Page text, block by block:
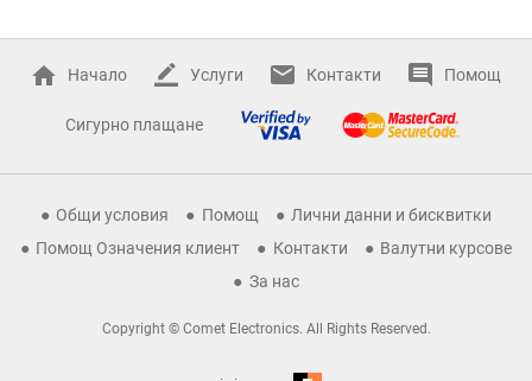
Начало Услуги Контакти Помощ
Сигурно плащане
Общи условия Помощ
Лични данни и бисквитки
Помощ Означения клиент
Контакти
Валутни курсове
За нас
Copyright © Comet Electronics. All Rights Reserved.